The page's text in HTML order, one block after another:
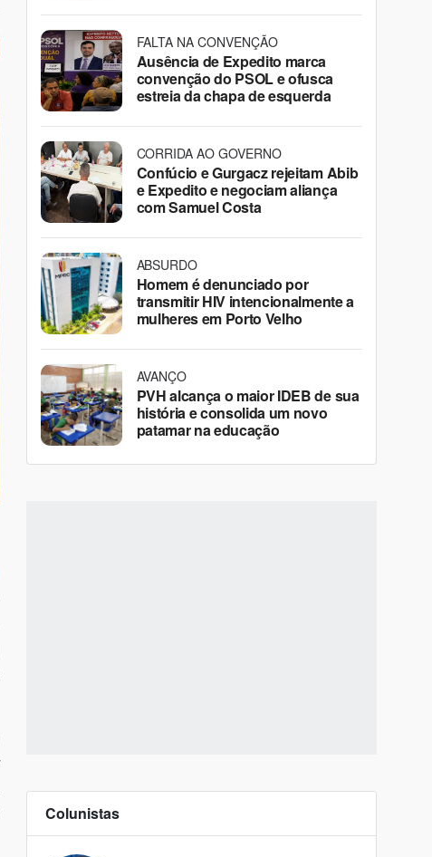
FALTA NA CONVENÇÃO
Ausência de Expedito marca
convenção do PSOL e ofusca
estreia da chapa de esquerda
CORRIDA AO GOVERNO
Confúcio e Gurgacz rejeitam Abib
e Expedito e negociam aliança
com Samuel Costa
ABSURDO
Homem é denunciado por
transmitir HIV intencionalmente a
mulheres em Porto Velho
AVANÇO
PVH alcança o maior IDEB de sua
história e consolida um novo
patamar na educação
Colunistas